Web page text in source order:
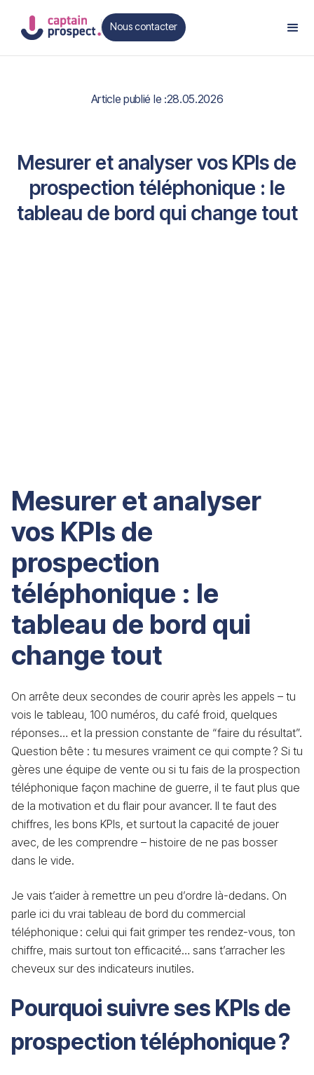
Nous contacter
Contact
Article publié le :28.05.2026
Mesurer et analyser vos KPIs de
prospection téléphonique : le
tableau de bord qui change tout
Mesurer et analyser
vos KPIs de
prospection
téléphonique : le
tableau de bord qui
change tout
On arrête deux secondes de courir après les appels – tu
vois le tableau, 100 numéros, du café froid, quelques
réponses… et la pression constante de “faire du résultat”.
Question bête : tu mesures vraiment ce qui compte ? Si tu
gères une équipe de vente ou si tu fais de la prospection
téléphonique façon machine de guerre, il te faut plus que
de la motivation et du flair pour avancer. Il te faut des
chiffres, les bons KPIs, et surtout la capacité de jouer
avec, de les comprendre – histoire de ne pas bosser
dans le vide.
Je vais t’aider à remettre un peu d’ordre là-dedans. On
parle ici du vrai tableau de bord du commercial
téléphonique : celui qui fait grimper tes rendez-vous, ton
chiffre, mais surtout ton efficacité… sans t’arracher les
cheveux sur des indicateurs inutiles.
Pourquoi suivre ses KPIs de
prospection téléphonique ?